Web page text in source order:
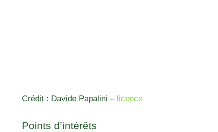
Crédit : Davide Papalini – licence
Points d’intérêts